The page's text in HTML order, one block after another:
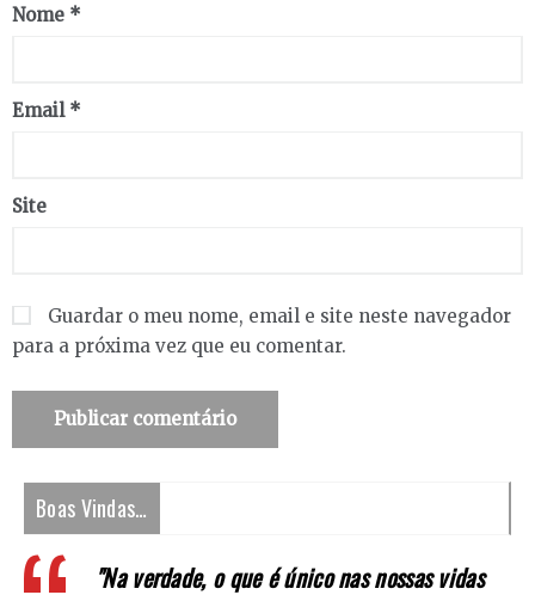
Nome *
Email *
Site
Guardar o meu nome, email e site neste navegador
para a próxima vez que eu comentar.
Boas Vindas…
"Na verdade, o que é único nas nossas vidas